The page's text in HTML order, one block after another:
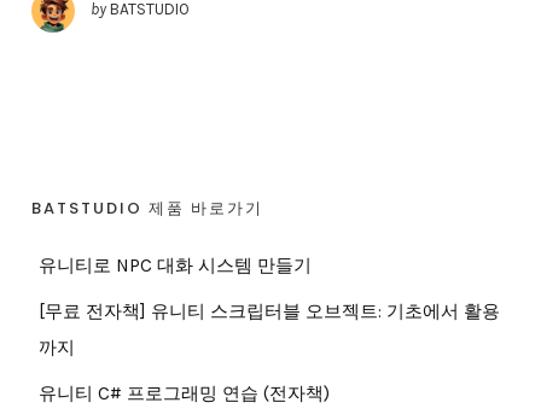
by BATSTUDIO
BATSTUDIO 제품 바로가기
유니티로 NPC 대화 시스템 만들기
[무료 전자책] 유니티 스크립터블 오브젝트: 기초에서 활용
까지
유니티 C# 프로그래밍 연습 (전자책)